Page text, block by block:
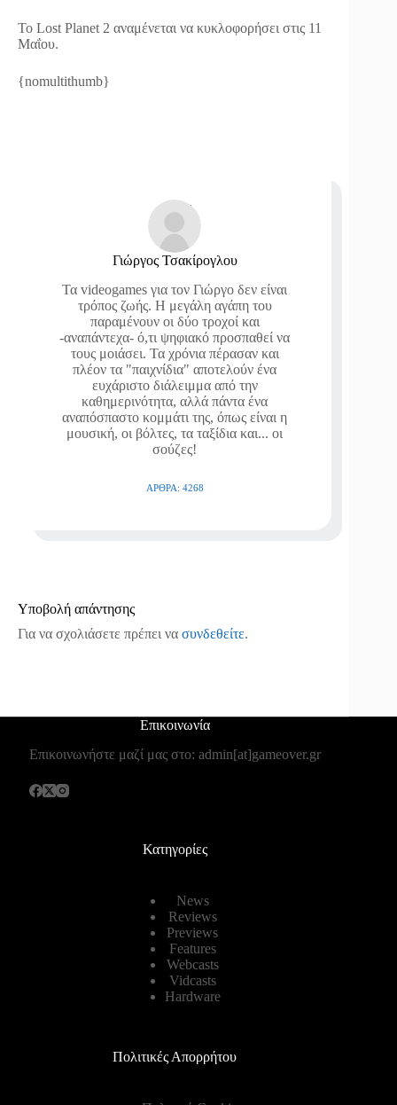
Το Lost Planet 2 αναμένεται να κυκλοφορήσει στις 11
Μαΐου.
{nomultithumb}
Γιώργος Τσακίρογλου
Τα videogames για τον Γιώργο δεν είναι
τρόπος ζωής. Η μεγάλη αγάπη του
παραμένουν οι δύο τροχοί και
-αναπάντεχα- ό,τι ψηφιακό προσπαθεί να
τους μοιάσει. Τα χρόνια πέρασαν και
πλέον τα "παιχνίδια" αποτελούν ένα
ευχάριστο διάλειμμα από την
καθημερινότητα, αλλά πάντα ένα
αναπόσπαστο κομμάτι της, όπως είναι η
μουσική, οι βόλτες, τα ταξίδια και... οι
σούζες!
ΆΡΘΡΑ: 4268
Υποβολή απάντησης
Για να σχολιάσετε πρέπει να συνδεθείτε.
Επικοινωνία
Επικοινωνήστε μαζί μας στο: admin[at]gameover.gr
Κατηγορίες
News
Reviews
Previews
Features
Webcasts
Vidcasts
Hardware
Πολιτικές Απορρήτου